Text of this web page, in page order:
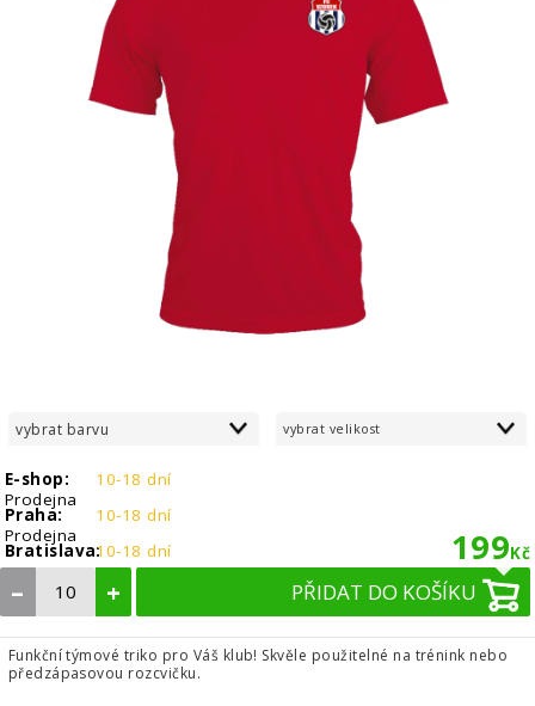
vybrat barvu vybrat velikost
E-shop:
10-18 dní
Prodejna
Praha:
10-18 dní
Prodejna
Bratislava:10-18 dní 199Kč
– + PŘIDAT DO KOŠÍKU
Funkční týmové triko pro Váš klub! Skvěle použitelné na trénink nebo
předzápasovou rozcvičku.